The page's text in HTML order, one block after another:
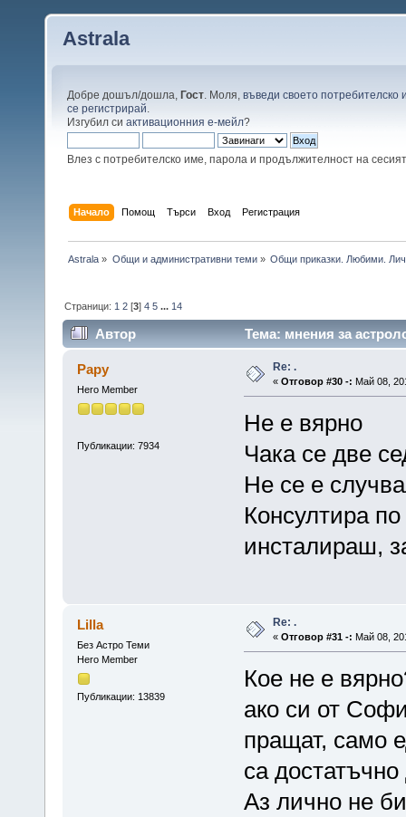
Astrala
Добре дошъл/дошла, Гост . Моля, въведи своето потребителско
се регистрирай
Изгубил си активационния е-мейл?
Влез с потребителско име, парола и продължителност на
Начало Помощ Търси Вход Регистрация
Astrala » Общи и административни теми» Общи приказки. Любими.
Страници: 1 2 [3]4 5 ... 14
Автор Тема: мнения за
Papy
Hero Member
Публикации: 7934
Re: .
« Отговор #30 -: Май 08,
Не е вярно
Чака се две
Не се е
Консултира
инсталираш,
Lilla
Без Астро Теми
Hero Member
Публикации: 13839
Re: .
« Отговор #31 -: Май 08,
Кое не е
ако си от
пращат, само
са
Аз лично не